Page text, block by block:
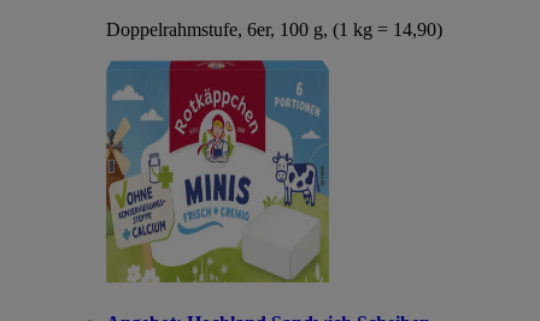
Doppelrahmstufe, 6er, 100 g, (1 kg = 14,90)